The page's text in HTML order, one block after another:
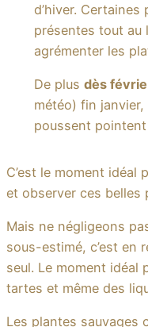
d’hiver.
présentes tout au
agrémenter les
De plus dès
météo) fin
poussent
C’est le moment idéal
et observer ces belles
Mais ne négligeons
sous-estimé, c’est en
seul. Le moment idéal
tartes et même des
Les plantes sauvages